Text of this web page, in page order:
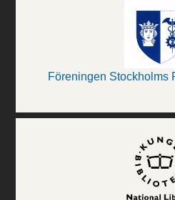
Föreningen Stockholms